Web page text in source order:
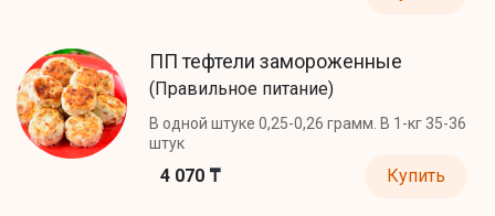
ПП тефтели замороженные
(Правильное питание)
В одной штуке 0,25-0,26 грамм. В 1-кг 35-36
штук
4 070 ₸ Купить